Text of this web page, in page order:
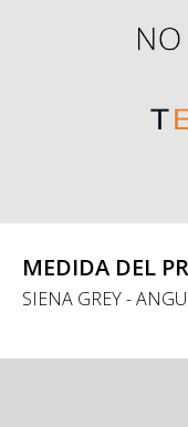
MEDIDA DEL
SIENA GREY -